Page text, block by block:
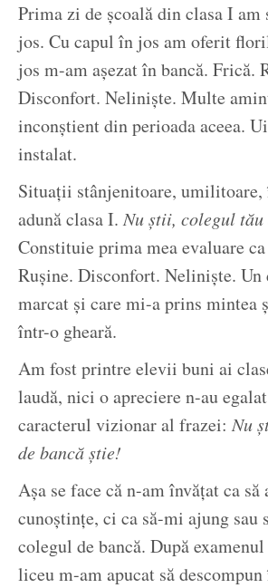
Prima zi de școală din clasa I am
jos. Cu capul în jos am oferit
jos m-am așezat în bancă. Frică.
Disconfort. Neliniște. Multe
inconștient din perioada aceea.
instalat.
Situații stânjenitoare, umilitoare,
adună clasa I.Nu știi, colegul tău
Constituie prima mea evaluare
Rușine. Disconfort. Neliniște. Un
marcat și care mi-a prins mintea
într-o gheară.
Am fost printre elevii buni ai
laudă, nici o apreciere n-au
caracterul vizionar al frazei:Nu
de bancă știe!
Așa se face că n-am învățat ca să
cunoștințe, ci ca să-mi ajung sau
colegul de bancă. După
liceu m-am apucat să